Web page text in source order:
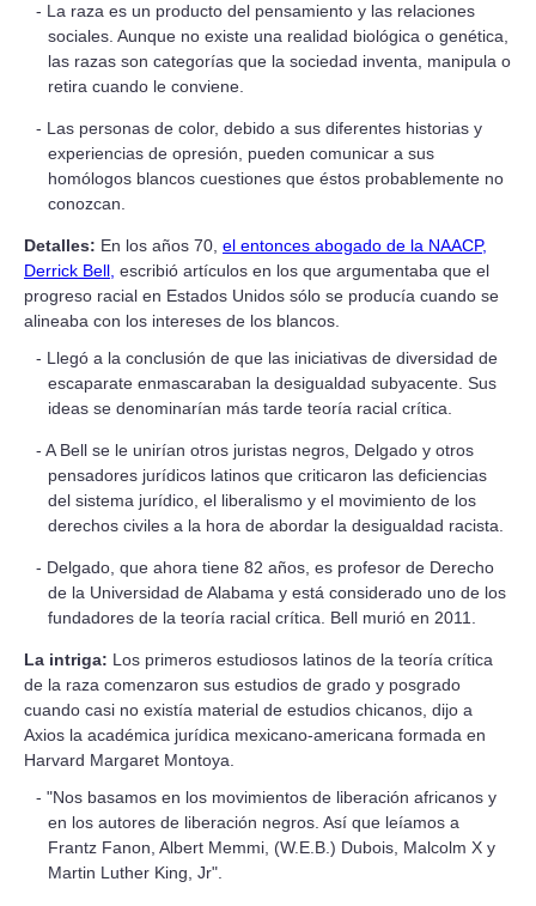
La raza es un producto del pensamiento y las relaciones
sociales. Aunque no existe una realidad biológica o genética,
las razas son categorías que la sociedad inventa, manipula o
retira cuando le conviene.
Las personas de color, debido a sus diferentes historias y
experiencias de opresión, pueden comunicar a sus
homólogos blancos cuestiones que éstos probablemente no
conozcan.
Detalles: En los años 70, el entonces abogado de la NAACP,
Derrick Bell, escribió artículos en los que argumentaba que el
progreso racial en Estados Unidos sólo se producía cuando se
alineaba con los intereses de los blancos.
Llegó a la conclusión de que las iniciativas de diversidad de
escaparate enmascaraban la desigualdad subyacente. Sus
ideas se denominarían más tarde teoría racial crítica.
A Bell se le unirían otros juristas negros, Delgado y otros
pensadores jurídicos latinos que criticaron las deficiencias
del sistema jurídico, el liberalismo y el movimiento de los
derechos civiles a la hora de abordar la desigualdad racista.
Delgado, que ahora tiene 82 años, es profesor de Derecho
de la Universidad de Alabama y está considerado uno de los
fundadores de la teoría racial crítica. Bell murió en 2011.
La intriga: Los primeros estudiosos latinos de la teoría crítica
de la raza comenzaron sus estudios de grado y posgrado
cuando casi no existía material de estudios chicanos, dijo a
Axios la académica jurídica mexicano-americana formada en
Harvard Margaret Montoya.
"Nos basamos en los movimientos de liberación africanos y
en los autores de liberación negros. Así que leíamos a
Frantz Fanon, Albert Memmi, (W.E.B.) Dubois, Malcolm X y
Martin Luther King, Jr".